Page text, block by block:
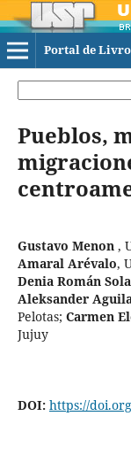
Portal de
Pueblos,
Gustavo Menon ,
Amaral Arévalo,
Denia Román
Aleksander
Pelotas; Carmen
Jujuy
DOI: https://